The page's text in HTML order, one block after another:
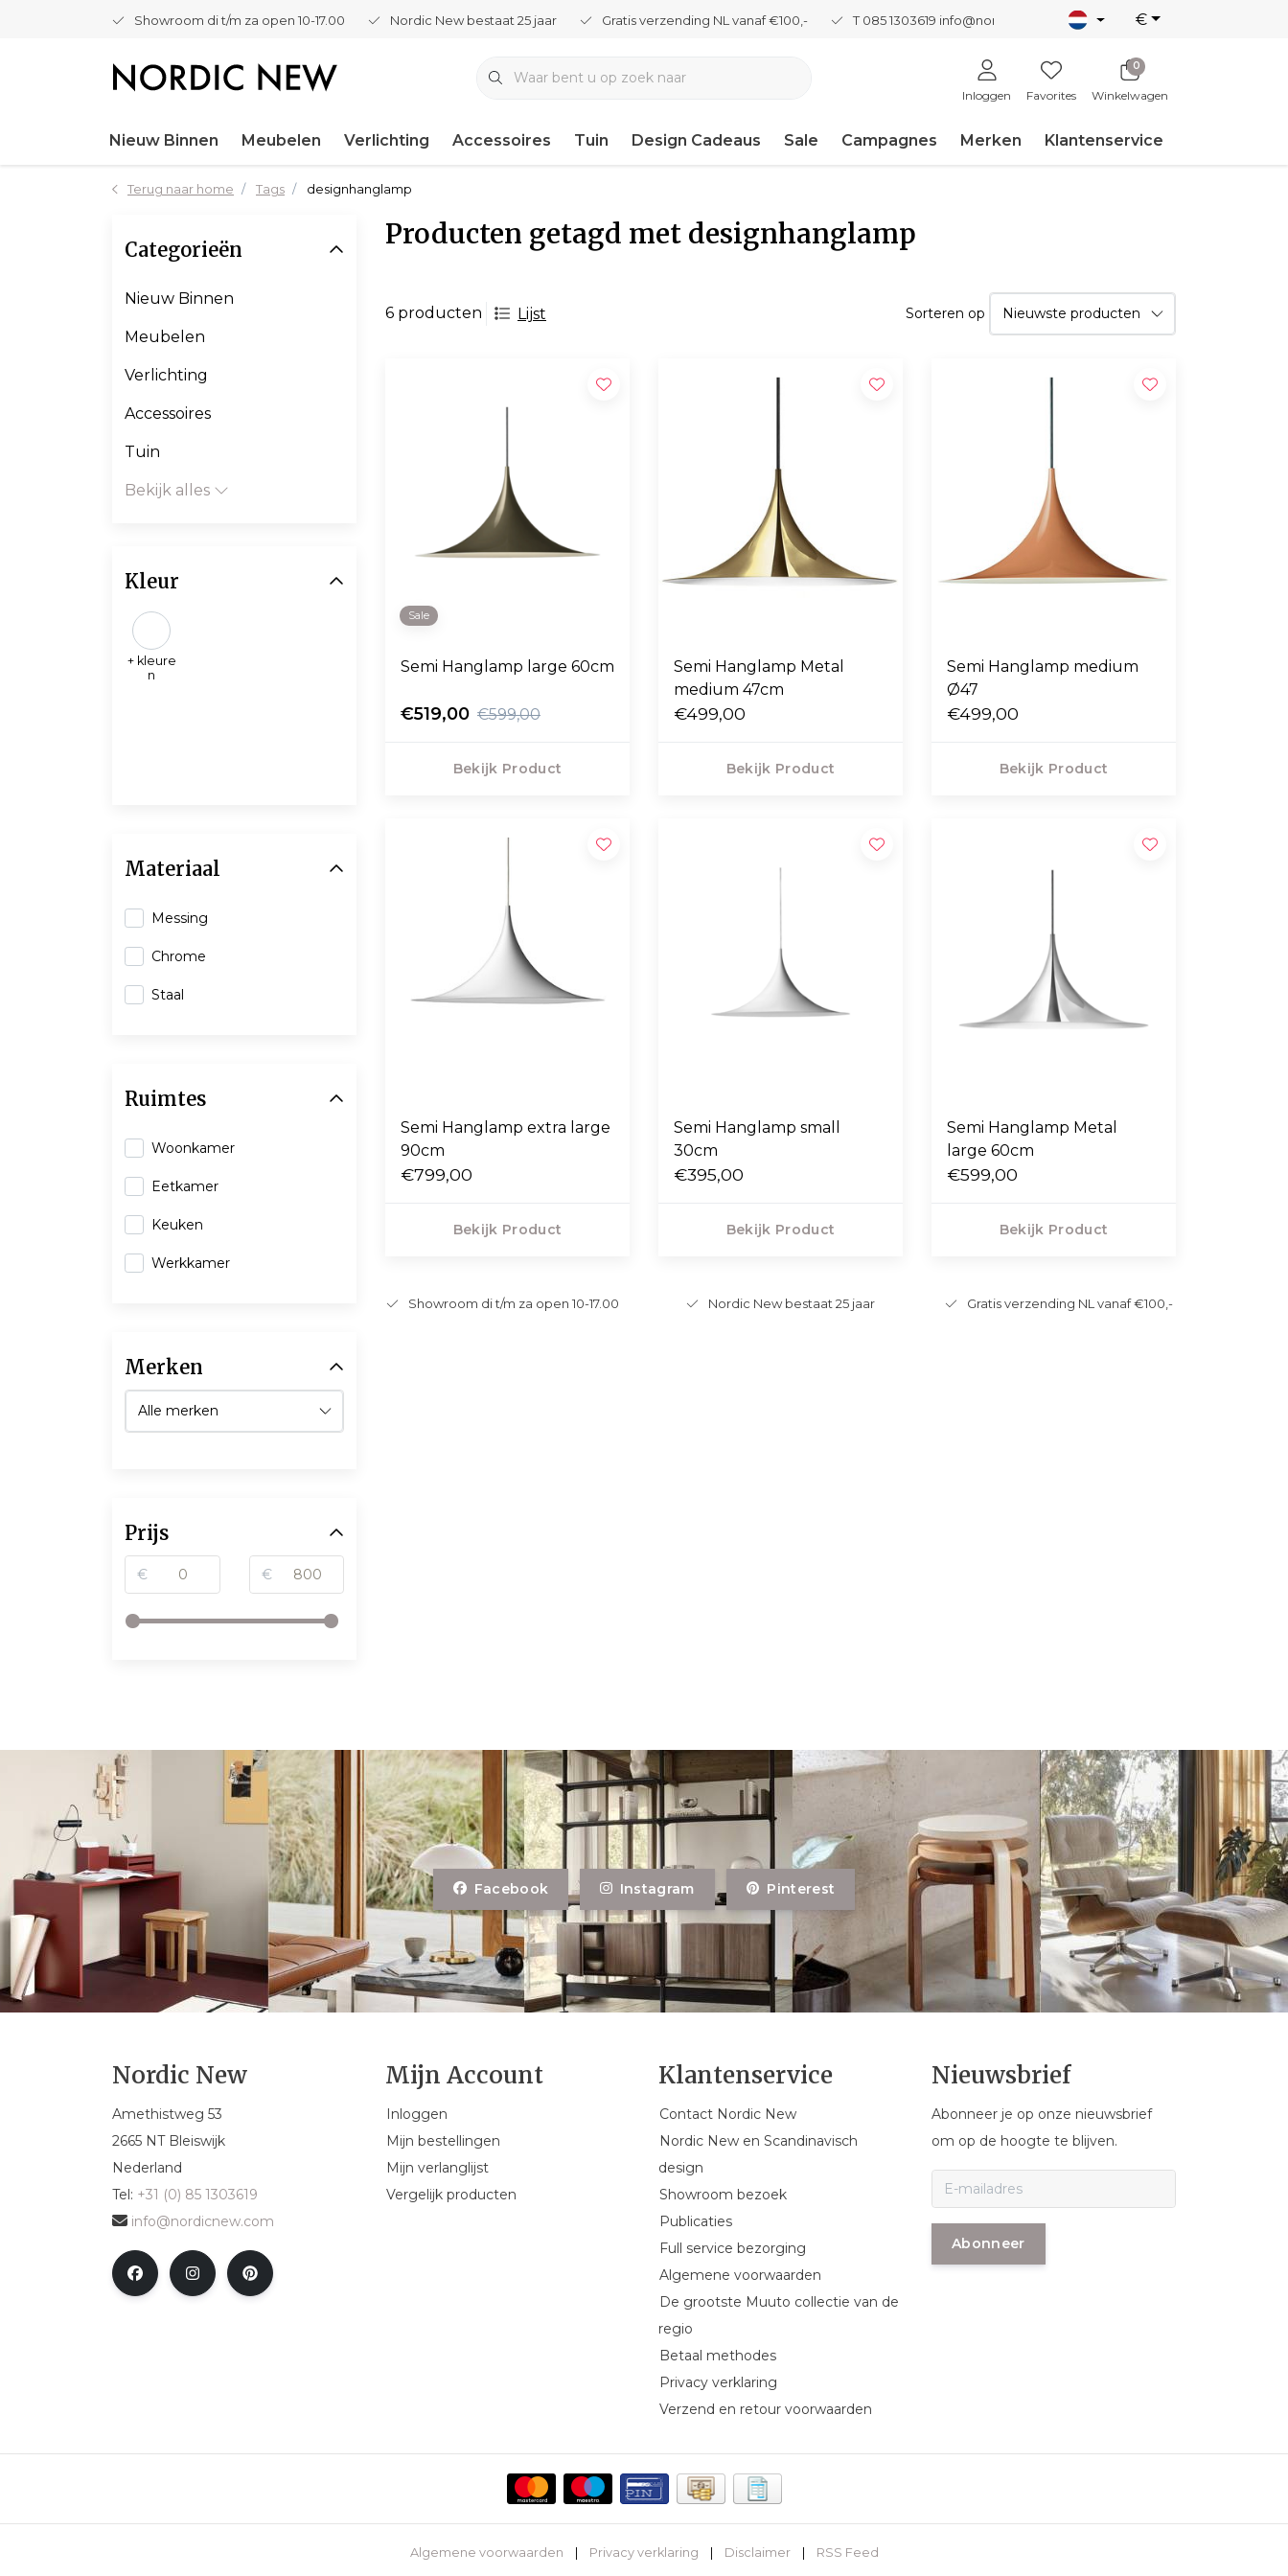
Showroom di t/m za open 10-17.00 Nordic New bestaat 25 jaar Gratis verzending NL vanaf €100,- T 085 1303619 info@nordicnew.nl €
Inloggen Favorites
0
Winkelwagen
Nieuw Binnen Meubelen Verlichting Accessoires Tuin Design Cadeaus Sale Campagnes Merken Klantenservice
Terug naar home Tags designhanglamp
Producten getagd met designhanglamp
6 producten Lijst Sorteren op
Sale
Semi Hanglamp large 60cm
€519,00 €599,00
Bekijk Product
Semi Hanglamp Metal
medium 47cm
€499,00
Bekijk Product
Semi Hanglamp medium
Ø47
€499,00
Bekijk Product
Semi Hanglamp extra large
90cm
€799,00
Bekijk Product
Semi Hanglamp small
30cm
€395,00
Bekijk Product
Semi Hanglamp Metal
large 60cm
€599,00
Bekijk Product
Showroom di t/m za open 10-17.00 Nordic New bestaat 25 jaar Gratis verzending NL vanaf €100,-
Categorieën
Nieuw Binnen
Meubelen
Verlichting
Accessoires
Tuin
Bekijk alles
Kleur
+ kleure
n
Materiaal
Messing
Chrome
Staal
Ruimtes
Woonkamer
Eetkamer
Keuken
Werkkamer
Merken
Prijs
€ €
Facebook Instagram Pinterest
Nordic New
Amethistweg 53
2665 NT Bleiswijk
Nederland
Tel: +31 (0) 85 1303619
info@nordicnew.com
Mijn Account
Inloggen
Mijn bestellingen
Mijn verlanglijst
Vergelijk producten
Klantenservice
Contact Nordic New
Nordic New en Scandinavisch
design
Showroom bezoek
Publicaties
Full service bezorging
Algemene voorwaarden
De grootste Muuto collectie van de
regio
Betaal methodes
Privacy verklaring
Verzend en retour voorwaarden
Nieuwsbrief
Abonneer je op onze nieuwsbrief
om op de hoogte te blijven.
Abonneer
Algemene voorwaarden Privacy verklaring Disclaimer RSS Feed